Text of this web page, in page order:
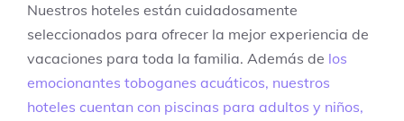
Nuestros hoteles están cuidadosamente
seleccionados para ofrecer la mejor experiencia de
vacaciones para toda la familia. Además de los
emocionantes toboganes acuáticos, nuestros
hoteles cuentan con piscinas para adultos y niños,